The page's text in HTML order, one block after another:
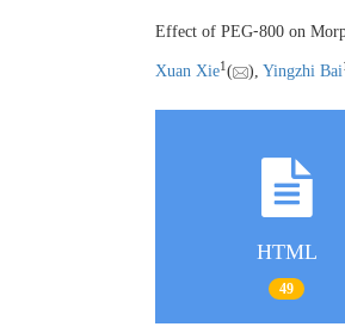
Effect of PEG⁃800 on
Xuan Xie1( ), Yingzhi Bai
HTML
49